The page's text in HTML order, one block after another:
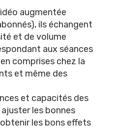
augmentée
), ils échangent
et de volume
aux séances
comprises chez la
et même des
et capacités des
les bonnes
les bons effets